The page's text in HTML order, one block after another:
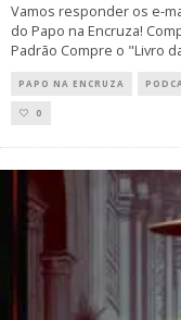
Vamos responder os e-
do Papo na Encruza!
Padrão Compre o "Livro
PAPO NA ENCRUZA
0